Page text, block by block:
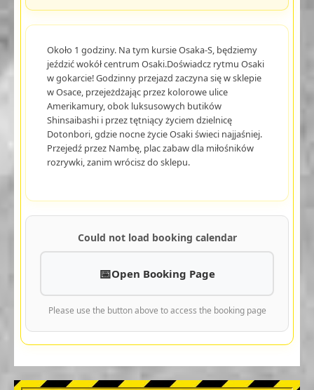
Około 1 godziny. Na tym kursie Osaka-S, będziemy
jeździć wokół centrum Osaki.Doświadcz rytmu Osaki
w gokarcie! Godzinny przejazd zaczyna się w sklepie
w Osace, przejeżdżając przez kolorowe ulice
Amerikamury, obok luksusowych butików
Shinsaibashi i przez tętniący życiem dzielnicę
Dotonbori, gdzie nocne życie Osaki świeci najjaśniej.
Przejedź przez Nambę, plac zabaw dla miłośników
rozrywki, zanim wrócisz do sklepu.
Could not load booking calendar
Open Booking Page
Please use the button above to access the booking page